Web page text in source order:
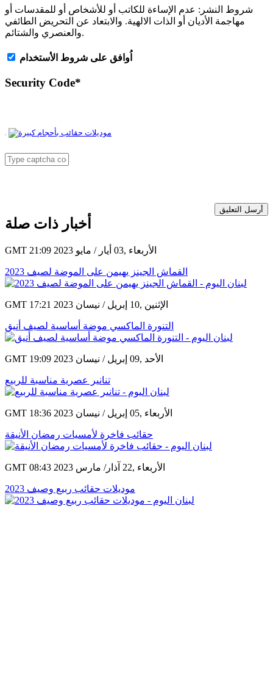
شروط النشر: عدم الإساءة للكاتب أو للأشخاص أو للمقدسات أو
مهاجمة الأديان أو الذات الالهية. والابتعاد عن التحريض الطائفي
والعنصري والشتائم.
اُوافق على شروط الأستخدام
Security Code*
أرسل التعليق
أخبار ذات صلة
GMT 21:09 2023 الأربعاء ,03 أيار / مايو
القماش الجينز يهيمن على الموضة لصيف 2023
GMT 17:21 2023 الإثنين ,10 إبريل / نيسان
التنورة الماكسي موضة أساسية لصيف أنيق
GMT 19:09 2023 الأحد ,09 إبريل / نيسان
تنانير عصرية مناسبة للربيع
GMT 18:36 2023 الأربعاء ,05 إبريل / نيسان
حقائب فاخرة لأمسيات رمضان الأنيقة
GMT 08:43 2023 الأربعاء ,22 آذار/ مارس
موديلات حقائب ربيع وصيف 2023